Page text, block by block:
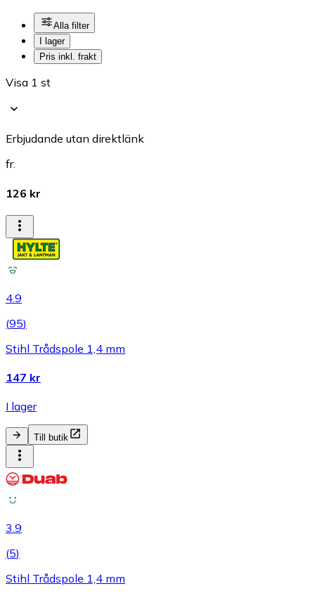
Alla filter
I lager
Pris inkl. frakt
Visa 1 st
Erbjudande utan direktlänk
fr.
126 kr
4.9
(95)
Stihl Trådspole 1,4 mm
147 kr
I lager
Till butik
3.9
(5)
Stihl Trådspole 1,4 mm